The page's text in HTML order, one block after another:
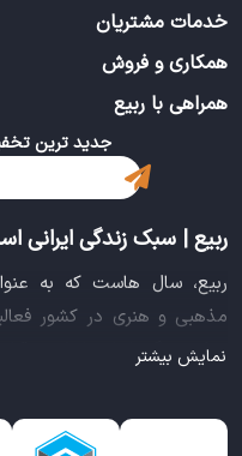
خدمات مشتریان
همکاری و فروش
همراهی با ربیع
جدید ترین
ربیع | سبک زندگی ایرانی
ربیع، سال هاست که به
مذهبی و هنری در کشور
سبک زندگی ایرانی اسلامی
شما را برای خرید اینترنتی
نمایش بیشتر